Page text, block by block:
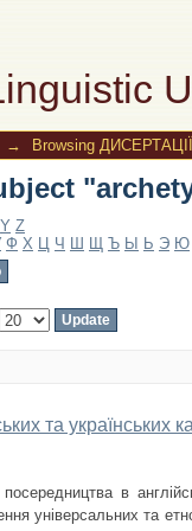
→ Browsing
Y Z
Ф Х Ц Ч Ш Щ Ъ Ы Ь Э Ю
та українських
в
універсальних та